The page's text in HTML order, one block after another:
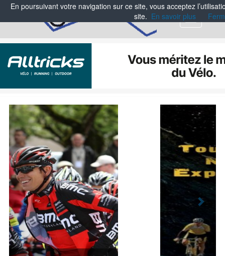
Menu
En poursuivant votre navigation sur ce site, vous acceptez
site. En savoir plus